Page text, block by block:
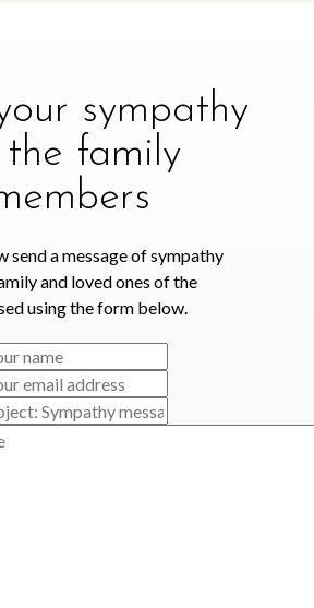
sympathy
family
send a message of sympathy
and loved ones of the
using the form below.